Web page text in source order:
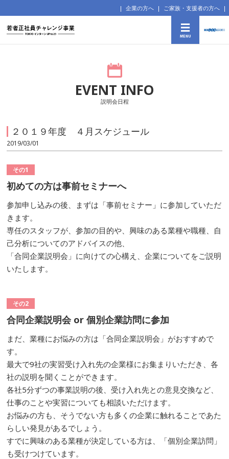
企業の方へ ご家族・支援者の方へ
EVENT INFO
説明会日程
２０１９年度 ４月スケジュール
2019/03/01
その1
初めての方は事前セミナーへ
参加申し込みの後、まずは「事前セミナー」に参加していただ
きます。
専任のスタッフが、参加の目的や、興味のある業種や職種、自
己分析についてのアドバイスの他、
「合同企業説明会」に向けての心構え、企業についてをご説明
いたします。
その2
合同企業説明会 or 個別企業訪問に参加
まだ、業種にお悩みの方は「合同企業説明会」がおすすめで
す。
最大で9社の実習受け入れ先の企業様にお集まりいただき、各
社の説明を聞くことができます。
各社5分ずつの事業説明の後、受け入れ先との意見交換など、
仕事のことや実習についても相談いただけます。
お悩みの方も、そうでない方も多くの企業に触れることであた
らしい発見があるでしょう。
すでに興味のある業種が決定している方は、「個別企業訪問」
も受けつけています。